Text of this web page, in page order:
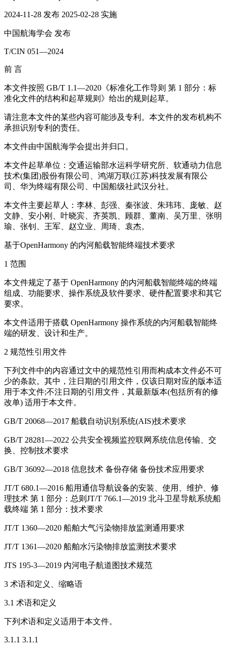
2024-11-28 发布 2025-02-28 实施
中国航海学会 发布
T/CIN 051—2024
前 言
本文件按照 GB/T 1.1—2020《标准化工作导则 第 1 部分：标
准化文件的结构和起草规则》给出的规则起草。
请注意本文件的某些内容可能涉及专利。本文件的发布机构不
承担识别专利的责任。
本文件由中国航海学会提出并归口。
本文件起草单位：交通运输部水运科学研究所、软通动力信息
技术(集团)股份有限公司、鸿湖万联(江苏)科技发展有限公
司、华为终端有限公司、中国船级社武汉分社。
本文件主要起草人：李林、彭强、秦张波、朱玮玮、庞敏、赵
文静、安小刚、叶晓宾、齐英凯、顾群、董南、吴万里、张明
瑜、张钊、王军、赵立业、周琦、袁杰。
基于OpenHarmony 的内河船载智能终端技术要求
1 范围
本文件规定了基于 OpenHarmony 的内河船载智能终端的终端
组成、功能要求、操作系统及软件要求、硬件配置要求和其它
要求。
本文件适用于搭载 OpenHarmony 操作系统的内河船载智能终
端的研发、设计和生产。
2 规范性引用文件
下列文件中的内容通过文中的规范性引用而构成本文件必不可
少的条款。其中，注日期的引用文件，仅该日期对应的版本适
用于本文件;不注日期的引用文件，其最新版本(包括所有的修
改单) 适用于本文件。
GB/T 20068—2017 船载自动识别系统(AIS)技术要求
GB/T 28281—2022 公共安全视频监控联网系统信息传输、交
换、控制技术要求
GB/T 36092—2018 信息技术 备份存储 备份技术应用要求
JT/T 680.1—2016 船用通信导航设备的安装、使用、维护、修
理技术 第 1 部分：总则JT/T 766.1—2019 北斗卫星导航系统船
载终端 第 1 部分：技术要求
JT/T 1360—2020 船舶大气污染物排放监测通用要求
JT/T 1361—2020 船舶水污染物排放监测技术要求
JTS 195-3—2019 内河电子航道图技术规范
3 术语和定义、缩略语
3.1 术语和定义
下列术语和定义适用于本文件。
3.1.1 3.1.1